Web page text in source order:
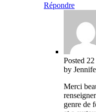
Répondre
Posted
by
Merci
genre de